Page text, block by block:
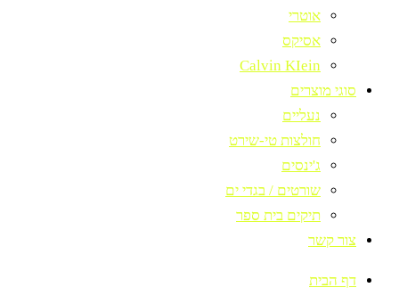
אוטרי
אסיקס
Calvin KIein
סוגי מוצרים
נעליים
חולצות טי-שירט
ג'ינסים
שורטים / בגדי ים
תיקים בית ספר
צור קשר
דף הבית